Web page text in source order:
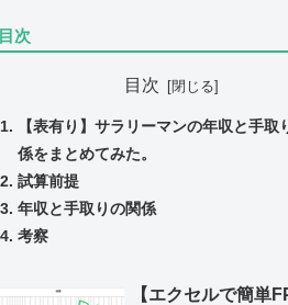
目次
目次
【表有り】サラリーマンの年収と手取
係をまとめてみた。
試算前提
年収と手取りの関係
考察
【エクセルで簡単